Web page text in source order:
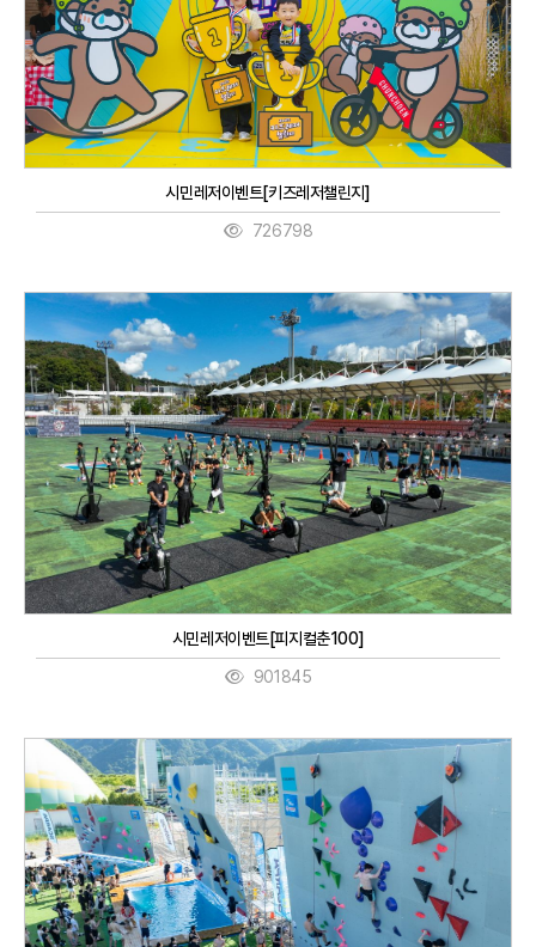
시민레저이벤트[키즈레저챌린지]
726798
시민레저이벤트[피지컬춘100]
901845